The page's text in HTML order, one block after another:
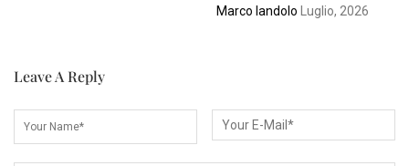
Marco Iandolo Luglio, 2026
Leave A Reply